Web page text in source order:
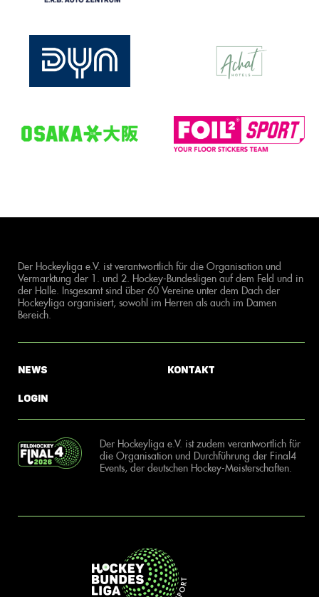
Der Hockeyliga e.V. ist verantwortlich für die Organisation und
Vermarktung der 1. und 2. Hockey-Bundesligen auf dem Feld und in
der Halle. Insgesamt sind über 60 Vereine unter dem Dach der
Hockeyliga organisiert, sowohl im Herren als auch im Damen
Bereich.
News
Login
Kontakt
Der Hockeyliga e.V. ist zudem verantwortlich für
die Organisation und Durchführung der Final4
Events, der deutschen Hockey-Meisterschaften.